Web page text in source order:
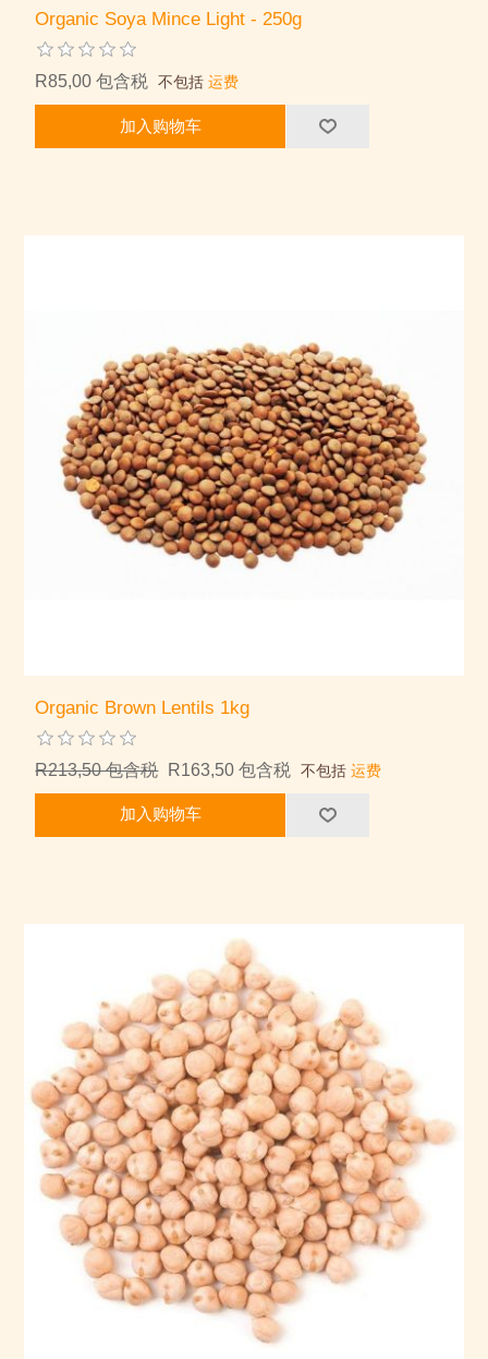
Organic Soya Mince Light - 250g
R85,00 包含税 不包括运费
加入购物车
Organic Brown Lentils 1kg
R213,50 包含税 R163,50 包含税 不包括运费
加入购物车